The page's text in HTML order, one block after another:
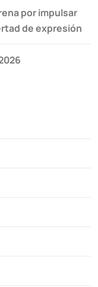
por impulsar
de expresión